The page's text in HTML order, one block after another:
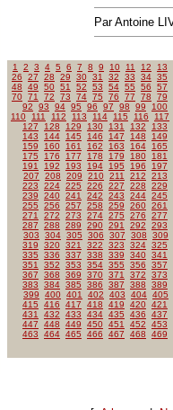
Par Antoine
1 2 3 4 5 6 7 8 9 10 11 12
13
26
27 28 29 30 31 32 33 34 35
48
49 50 51 52 53 54 55 56
57
70 71 72 73 74 75 76 77 78
79
92
93 94 95 96 97 98 99
100
110
111 112 113 114 115 116
117
127
128 129 130 131 132
133
143
144 145 146 147 148
149
159
160 161 162 163 164
165
175
176 177 178 179 180
181
191
192 193 194 195 196
197
207
208 209 210 211 212
213
223
224 225 226 227 228
229
239
240 241 242 243 244 245
255
256 257 258 259 260 261
271
272 273 274 275 276
277
287
288 289 290 291 292
293
303
304 305 306 307 308
309
319
320 321 322 323 324 325
335
336 337 338 339 340 341
351
352 353 354 355 356
357
367
368 369 370 371 372
373
383
384 385 386 387 388
389
399
400 401 402 403 404 405
415
416 417 418 419 420 421
431
432 433 434 435 436
437
447
448 449 450 451 452
453
463
464 465 466 467 468 469